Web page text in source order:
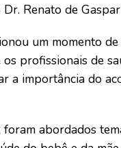
Renato de
um momento
profissionais de
a importância do
abordados